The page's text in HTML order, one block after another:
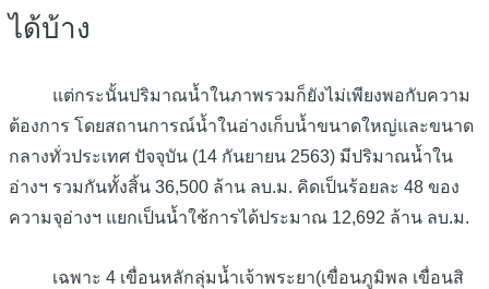
ได้บ้าง
แต่กระนั้นปริมาณน้ำในภาพรวมก็ยังไม่เพียงพอกับความ
ต้องการ โดยสถานการณ์น้ำในอ่างเก็บน้ำขนาดใหญ่และขนาด
กลางทั่วประเทศ ปัจจุบัน (14 กันยายน 2563) มีปริมาณน้ำใน
อ่างฯ รวมกันทั้งสิ้น 36,500 ล้าน ลบ.ม. คิดเป็นร้อยละ 48 ของ
ความจุอ่างฯ แยกเป็นน้ำใช้การได้ประมาณ 12,692 ล้าน ลบ.ม.
เฉพาะ 4 เขื่อนหลักลุ่มน้ำเจ้าพระยา(เขื่อนภูมิพล เขื่อนสิ